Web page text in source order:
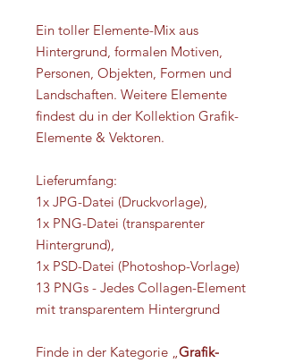
Ein toller Elemente-Mix aus
Hintergrund, formalen Motiven,
Personen, Objekten, Formen und
Landschaften. Weitere Elemente
findest du in der Kollektion Grafik-
Elemente & Vektoren.
Lieferumfang:
1x JPG-Datei (Druckvorlage),
1x PNG-Datei (transparenter
Hintergrund),
1x PSD-Datei (Photoshop-Vorlage)
13 PNGs - Jedes Collagen-Element
mit transparentem Hintergrund
Finde in der Kategorie „Grafik-